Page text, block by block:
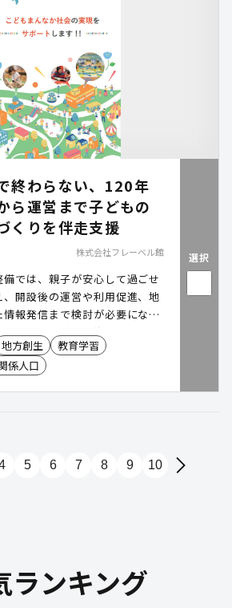
終わらない、120年
ら運営まで子どもの
くりを伴走支援
株式会社フレーベル館
では、親子が安心して過ごせ
開設後の運営や利用促進、地
報発信まで検討が必要になる
レーベル館は、約120年にわ
り添ってきた知見をもとに、
・講師派遣・広報制作などを
地方創生
教育学習
係人口
選択
5 6 7 8 9 10
ランキング